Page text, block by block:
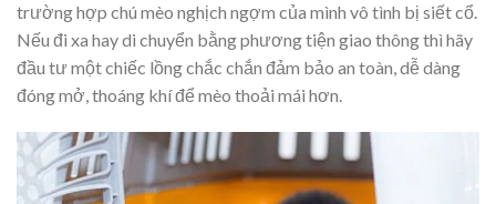
trường hợp chú mèo nghịch ngợm của mình vô tình bị siết cổ.
Nếu đi xa hay di chuyển bằng phương tiện giao thông thì hãy
đầu tư một chiếc lồng chắc chắn đảm bảo an toàn, dễ dàng
đóng mở, thoáng khí để mèo thoải mái hơn.